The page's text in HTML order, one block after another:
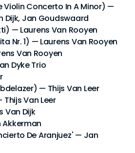
Violin Concerto In A Minor) —
Dijk, Jan Goudswaard
— Laurens Van Rooyen
Nr. 1) — Laurens Van Rooyen
Van Rooyen
Dyke Trio
— Thijs Van Leer
Van Leer
Van Dijk
De Aranjuez' — Jan